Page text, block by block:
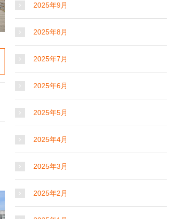
2025年9月
2025年8月
2025年7月
2025年6月
2025年5月
2025年4月
2025年3月
2025年2月